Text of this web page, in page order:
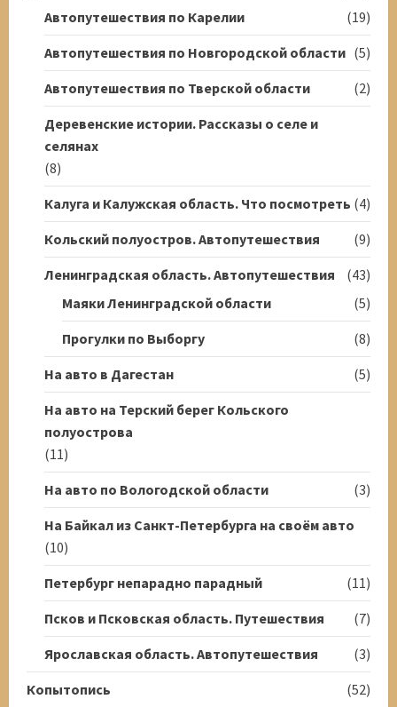
Автопутешествия по Карелии
(19)
Автопутешествия по Новгородской области (5)
Автопутешествия по Тверской области
(2)
Деревенские истории. Рассказы о селе и
селянах
(8)
Калуга и Калужская область. Что посмотреть (4)
Кольский полуостров. Автопутешествия
(9)
Ленинградская область. Автопутешествия
(43)
Маяки Ленинградской области
(5)
Прогулки по Выборгу
(8)
На авто в Дагестан
(5)
На авто на Терский берег Кольского
полуострова
(11)
На авто по Вологодской области
(3)
На Байкал из Санкт-Петербурга на своём авто
(10)
Петербург непарадно парадный
(11)
Псков и Псковская область. Путешествия
(7)
Ярославская область. Автопутешествия
(3)
Копытопись
(52)